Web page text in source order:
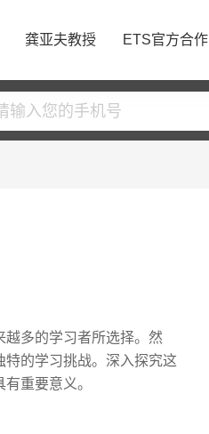
龚亚夫教授 ETS官方合作
多的学习者所选择。然
的学习挑战。深入探究这
重要意义。